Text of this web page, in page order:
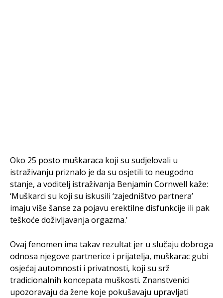
Oko 25 posto muškaraca koji su sudjelovali u
istraživanju priznalo je da su osjetili to neugodno
stanje, a voditelj istraživanja Benjamin Cornwell kaže:
‘Muškarci su koji su iskusili ‘zajedništvo partnera’
imaju više šanse za pojavu erektilne disfunkcije ili pak
teškoće doživljavanja orgazma.’
Ovaj fenomen ima takav rezultat jer u slučaju dobroga
odnosa njegove partnerice i prijatelja, muškarac gubi
osjećaj automnosti i privatnosti, koji su srž
tradicionalnih koncepata muškosti. Znanstvenici
upozoravaju da žene koje pokušavaju upravljati